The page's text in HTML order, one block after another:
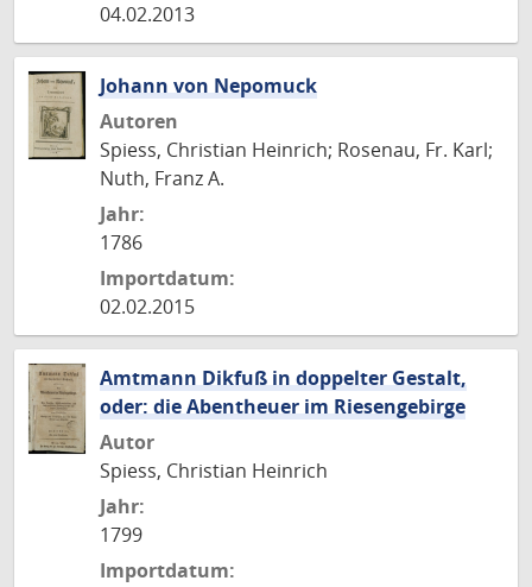
04.02.2013
Johann von Nepomuck
Autoren
Spiess, Christian Heinrich; Rosenau, Fr. Karl;
Nuth, Franz A.
Jahr:
1786
Importdatum:
02.02.2015
Amtmann Dikfuß in doppelter Gestalt,
oder: die Abentheuer im Riesengebirge
Autor
Spiess, Christian Heinrich
Jahr:
1799
Importdatum: